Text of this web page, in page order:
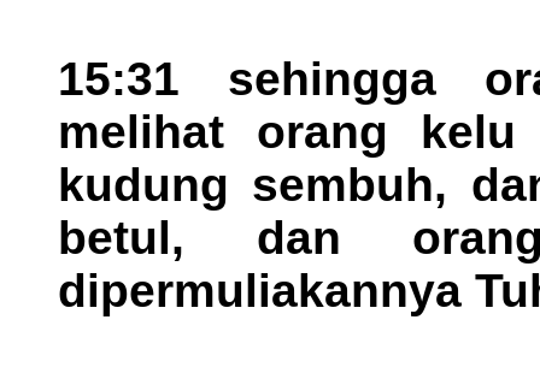
15:31 sehingga
melihat orang kelu
kudung sembuh,
betul, dan
dipermuliakannya